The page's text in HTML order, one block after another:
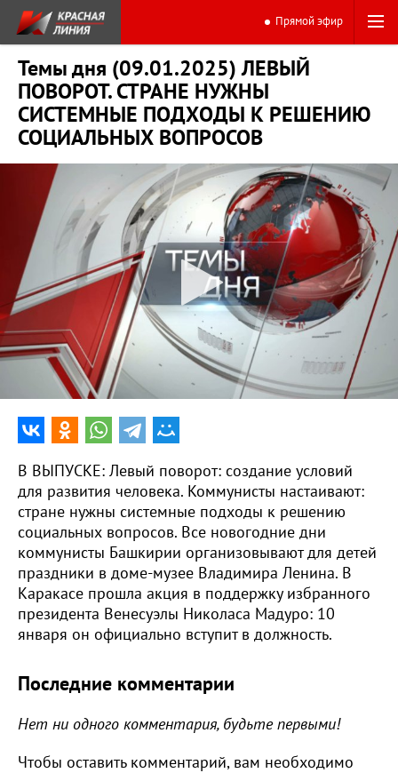
Прямой эфир
Темы дня (09.01.2025) ЛЕВЫЙ
ПОВОРОТ. СТРАНЕ НУЖНЫ
СИСТЕМНЫЕ ПОДХОДЫ К РЕШЕНИЮ
СОЦИАЛЬНЫХ ВОПРОСОВ
0:00
В ВЫПУСКЕ: Левый поворот: создание условий
для развития человека. Коммунисты настаивают:
стране нужны системные подходы к решению
социальных вопросов. Все новогодние дни
коммунисты Башкирии организовывают для детей
праздники в доме-музее Владимира Ленина. В
Каракасе прошла акция в поддержку избранного
президента Венесуэлы Николаса Мадуро: 10
января он официально вступит в должность.
Последние комментарии
Нет ни одного комментария, будьте первыми!
Чтобы оставить комментарий, вам необходимо